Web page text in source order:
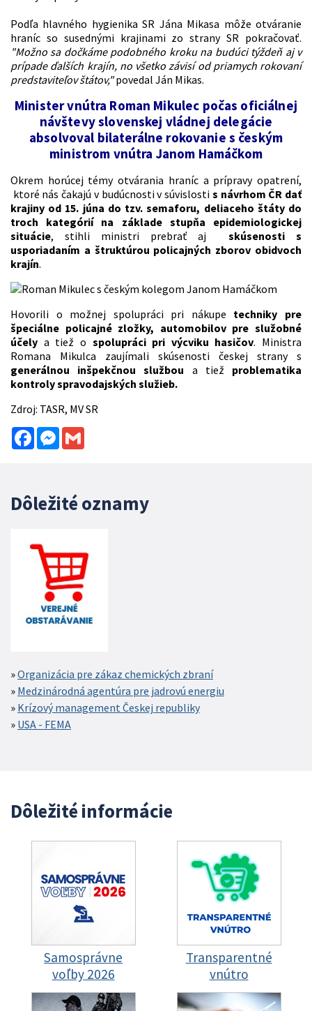
Podľa hlavného hygienika SR Jána Mikasa môže otváranie
hraníc so susednými krajinami zo strany SR pokračovať.
"Možno sa dočkáme podobného kroku na budúci týždeň aj v
prípade ďalších krajín, no všetko závisí od priamych rokovaní
predstaviteľov štátov,"povedal Ján Mikas.
Minister vnútra Roman Mikulec počas oficiálnej
návštevy slovenskej vládnej delegácie
absolvoval bilaterálne rokovanie s českým
ministrom vnútra Janom Hamáčkom
Okrem horúcej témy otvárania hraníc a prípravy opatrení,
ktoré nás čakajú v budúcnosti v súvislosti s návrhom ČR dať
krajiny od 15. júna do tzv. semaforu, deliaceho štáty do
troch kategórií na základe stupňa epidemiologickej
situácie, stihli ministri prebrať ajskúsenosti s
usporiadaním a štruktúrou policajných zborov obidvoch
krajín.
Hovorili o možnej spolupráci pri nákupe techniky pre
špeciálne policajné zložky, automobilov pre služobné
účely a tiež o spolupráci pri výcviku hasičov. Ministra
Romana Mikulca zaujímali skúsenosti českej strany s
generálnou inšpekčnou službou a tiež problematika
kontroly spravodajských služieb.
Zdroj: TASR, MV SR
FacebookMessenger
Dôležité oznamy
Organizácia pre zákaz chemických zbraní
Medzinárodná agentúra pre jadrovú energiu
Krízový management Českej republiky
USA - FEMA
Dôležité informácie
Samosprávne
voľby 2026
Transparentné
vnútro